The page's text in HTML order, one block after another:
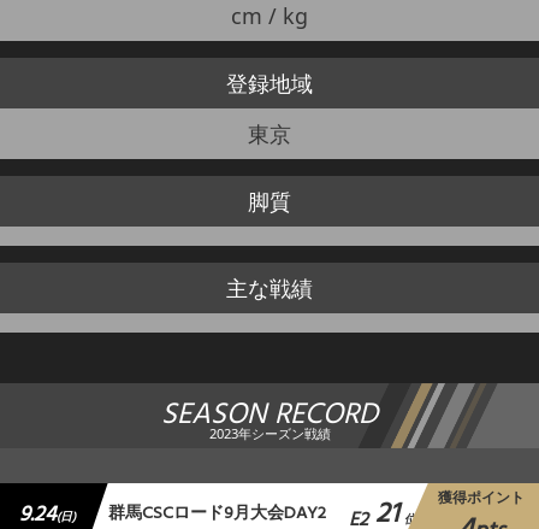
cm / kg
登録地域
東京
脚質
主な戦績
SEASON RECORD
2023年シーズン戦績
9.24(日) 群馬CSCロード9月大会DAY2 E2 21 位
獲得ポイント